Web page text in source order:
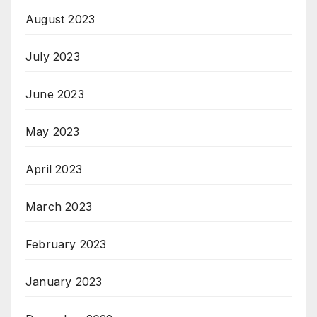
August 2023
July 2023
June 2023
May 2023
April 2023
March 2023
February 2023
January 2023